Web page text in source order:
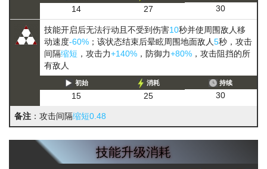
14 27 30
技能开启后无法行动且不受到伤害10秒并使周围敌人移
动速度-60% ；该状态结束后晕眩周围地面敌人5秒，攻击
间隔缩短 ，攻击力+140% ，防御力+80% ，攻击阻挡的所
有敌人
初始
15
消耗
25
持续
30
备注 ：攻击间隔缩短0.48
技能升级消耗